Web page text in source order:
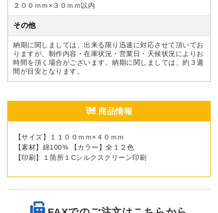
２００ｍｍ×３０ｍｍ以内
その他
納期に関しましては、出来る限り迅速に対応させて頂いてお
りますが、制作内容・在庫状況・営業日・天候状況によりお
時間を頂く場合がございます。納期に関しましては、約３週
間が目安となります。
商品情報
【サイズ】１１００ｍｍ×４０ｍｍ
【素材】綿100% 【カラー】全１２色
【印刷】１箇所１Cシルクスクリーン印刷